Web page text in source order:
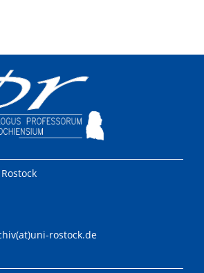
rostock.de